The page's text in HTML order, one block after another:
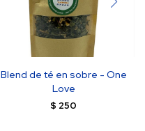
Blend de té en sobre - One
Love
$ 250